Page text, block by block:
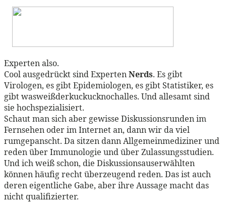
Experten also.
Cool ausgedrückt sind ExpertenNerds. Es gibt
Virologen, es gibt Epidemiologen, es gibt Statistiker, es
gibt wasweißderkuckucknochalles. Und allesamt sind
sie hochspezialisiert.
Schaut man sich aber gewisse Diskussionsrunden im
Fernsehen oder im Internet an, dann wir da viel
rumgepanscht. Da sitzen dann Allgemeinmediziner und
reden über Immunologie und über Zulassungsstudien.
Und ich weiß schon, die Diskussionsauserwählten
können häufig recht überzeugend reden. Das ist auch
deren eigentliche Gabe, aber ihre Aussage macht das
nicht qualifizierter.